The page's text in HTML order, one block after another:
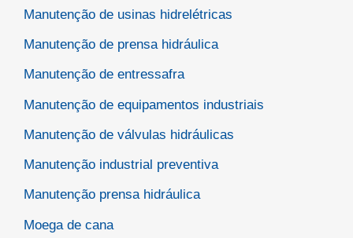
Manutenção de usinas hidrelétricas
Manutenção de prensa hidráulica
Manutenção de entressafra
Manutenção de equipamentos industriais
Manutenção de válvulas hidráulicas
Manutenção industrial preventiva
Manutenção prensa hidráulica
Moega de cana